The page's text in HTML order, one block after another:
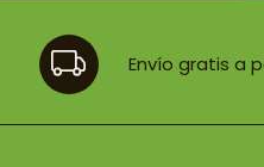
Envío gratis a